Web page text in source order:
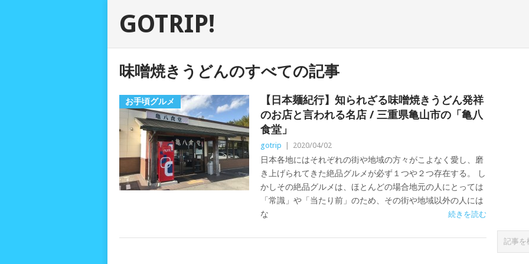
GOTRIP!
味噌焼きうどんのすべての記事
お手頃グルメ
【日本麺紀行】知られざる味噌焼きうどん発祥
のお店と言われる名店 / 三重県亀山市の「亀八
食堂」
gotrip 2020/04/02
日本各地にはそれぞれの街や地域の方々がこよなく愛し、磨
き上げられてきた絶品グルメが必ず１つや２つ存在する。 し
かしその絶品グルメは、ほとんどの場合地元の人にとっては
「常識」や「当たり前」のため、その街や地域以外の人には
な
続きを読む